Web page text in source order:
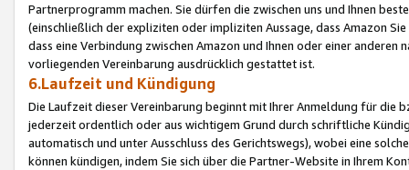
Partnerprogramm machen. Sie dürfen die zwischen uns und Ihnen
(einschließlich der expliziten oder impliziten Aussage, dass Amazon
dass eine Verbindung zwischen Amazon und Ihnen oder einer
vorliegenden Vereinbarung ausdrücklich gestattet ist.
6.Laufzeit und Kündigung
Die Laufzeit dieser Vereinbarung beginnt mit Ihrer Anmeldung für die
jederzeit ordentlich oder aus wichtigem Grund durch schriftliche
automatisch und unter Ausschluss des Gerichtswegs), wobei eine
können kündigen, indem Sie sich über die Partner-Website in Ihrem